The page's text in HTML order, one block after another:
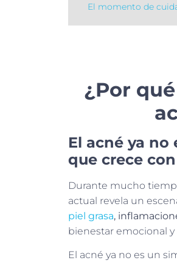
El momento de
¿Por
El acné ya
que crece
Durante mucho
actual revela un
piel grasa,
bienestar emocional
El acné ya no es un